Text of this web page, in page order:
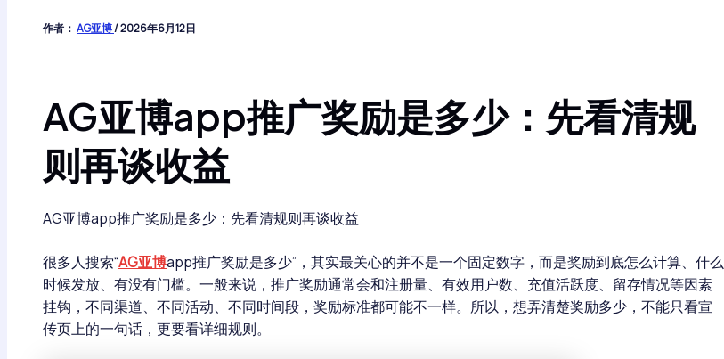
作者： AG亚博/2026年6月12日
AG亚博app推广奖励是多少：先看清规
则再谈收益
AG亚博app推广奖励是多少：先看清规则再谈收益
很多人搜索“AG亚博app推广奖励是多少”，其实最关心的并不是一个固定数字，而是奖励到底怎么计算、什么
时候发放、有没有门槛。一般来说，推广奖励通常会和注册量、有效用户数、充值活跃度、留存情况等因素
挂钩，不同渠道、不同活动、不同时间段，奖励标准都可能不一样。所以，想弄清楚奖励多少，不能只看宣
传页上的一句话，更要看详细规则。